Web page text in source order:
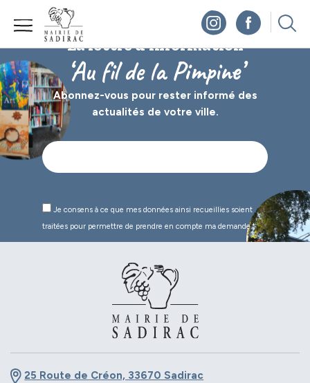
La lettre d’information
‘Au fil de la Pimpine’
Abonnez-vous pour rester informé des
actualités de votre ville.
Je consens à ce que mes données ainsi recueillies soient
traitées pour permettre de prendre en compte ma demande.*
25 Route de Créon, 33670 Sadirac
Panneau de gestion des cookies